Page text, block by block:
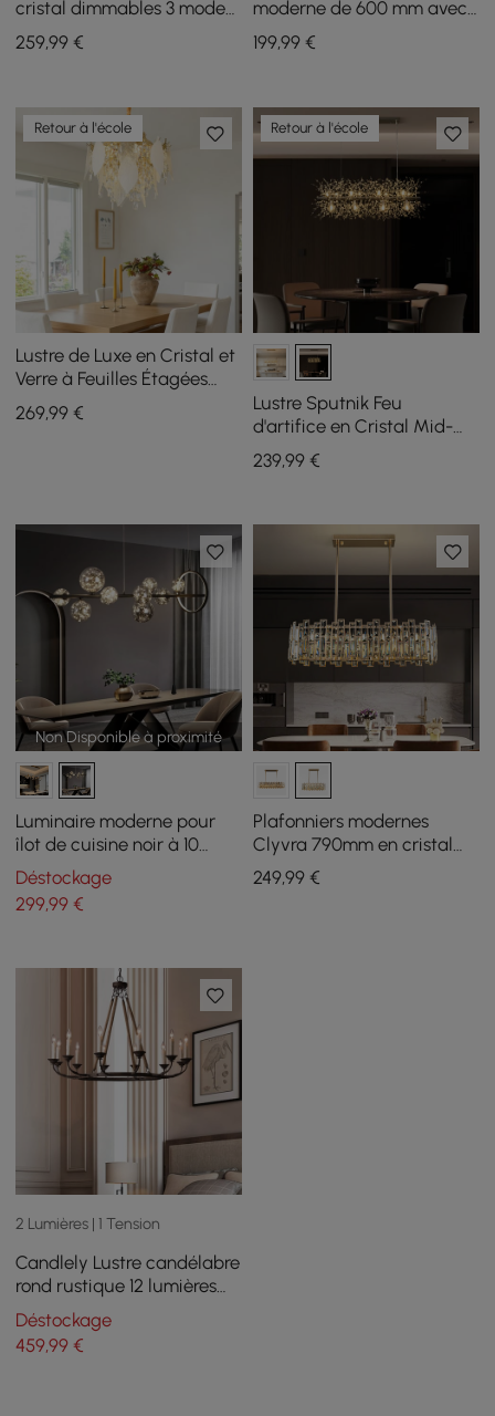
cristal dimmables 3 modes,
lustre LED en cristal
259,99 €
moderne de 600 mm avec
trois températures de
couleur et télécommande
199,99€
Retour à l'école
Lustre de Luxe en Cristal et
Verre à Feuilles Étagées
avec Hauteur de
Suspension Réglable
269,99 €
Retour à l'école
Lustre Sputnik Feu
d'artifice en Cristal Mid-
Century Moderne à 12
Lumières pour Îlot de
239,99€
Non Disponible à proximité
Luminaire moderne pour
îlot de cuisine noir à 10
ampoules avec abat-jour
en verre
Déstockage
299,99 €
Plafonniers modernes
Clyvra 790mm en cristal
doré avec hauteur et
luminosité réglables
249,99€
2 Lumières | 1 Tension
Candlely Lustre candélabre
rond rustique 12 lumières
vintage corde de chanvre
et métal
Déstockage
459,99 €